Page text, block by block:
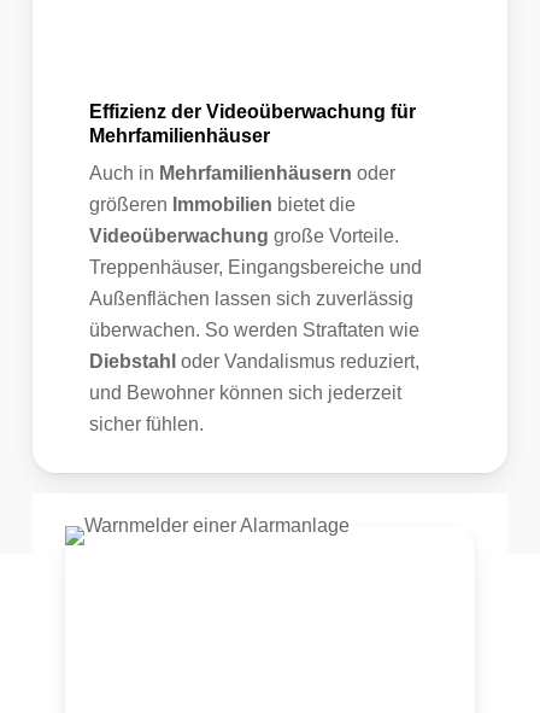
Effizienz der Videoüberwachung für
Mehrfamilienhäuser
Auch in Mehrfamilienhäusern oder
größeren Immobilien bietet die
Videoüberwachung große Vorteile.
Treppenhäuser, Eingangsbereiche und
Außenflächen lassen sich zuverlässig
überwachen. So werden Straftaten wie
Diebstahl oder Vandalismus reduziert,
und Bewohner können sich jederzeit
sicher fühlen.